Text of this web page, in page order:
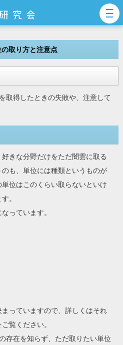
の取り方と注意点
取得したときの失敗や、注意して
きな分野だけをただ闇雲に取る
も、単位には種類というものが
位はこのくらい取らないといけ
。
っています。
っていますので、詳しくはそれ
覧ください。
存在を知らず、ただ取りたい単位